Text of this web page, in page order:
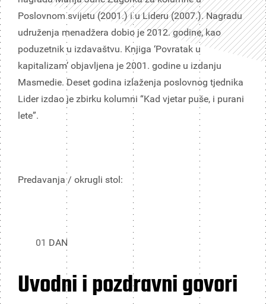
Poslovnom svijetu (2001.) i u Lideru (2007.). Nagradu
udruženja menadžera dobio je 2012. godine, kao
poduzetnik u izdavaštvu. Knjiga ‘Povratak u
kapitalizam’ objavljena je 2001. godine u izdanju
Masmedie. Deset godina izlaženja poslovnog tjednika
Lider izdao je zbirku kolumni “Kad vjetar puše, i purani
lete”.
Predavanja / okrugli stol:
01 DAN
Uvodni i pozdravni govori